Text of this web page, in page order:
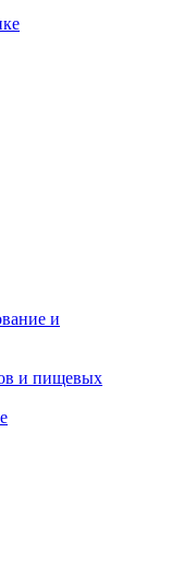
и
и пищевых